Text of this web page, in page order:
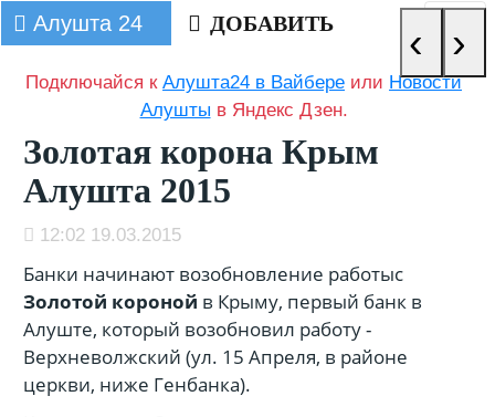
Алушта 24 ДОБАВИТЬ
Подключайся кАлушта24 в Вайбере или Новости
Алушты в Яндекс Дзен.
Золотая корона Крым
Алушта 2015
12:02 19.03.2015
Банки начинают возобновление работыс
Золотой короной в Крыму, первый банк в
Алуште, который возобновил работу -
Верхневолжский (ул. 15 Апреля, в районе
церкви, ниже Генбанка).
‹ ›